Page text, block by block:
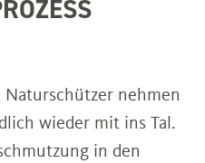
Naturschützer nehmen
wieder mit ins Tal.
in den